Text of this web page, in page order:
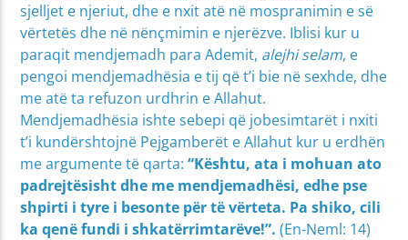
sjelljet e njeriut, dhe e nxit atë në mospranimin e së
vërtetës dhe në nënçmimin e njerëzve. Iblisi kur u
paraqit mendjemadh para Ademit, alejhi selam, e
pengoi mendjemadhësia e tij që t’i bie në sexhde, dhe
me atë ta refuzon urdhrin e Allahut.
Mendjemadhësia ishte sebepi që jobesimtarët i nxiti
t’i kundërshtojnë Pejgamberët e Allahut kur u erdhën
me argumente të qarta:“Kështu, ata i mohuan ato
padrejtësisht dhe me mendjemadhësi, edhe pse
shpirti i tyre i besonte për të vërteta. Pa shiko, cili
ka qenë fundi i shkatërrimtarëve!”. (En-Neml: 14)